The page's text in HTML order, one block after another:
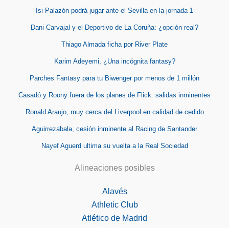
Isi Palazón podrá jugar ante el Sevilla en la jornada 1
Dani Carvajal y el Deportivo de La Coruña: ¿opción real?
Thiago Almada ficha por River Plate
Karim Adeyemi, ¿Una incógnita fantasy?
Parches Fantasy para tu Biwenger por menos de 1 millón
Casadó y Roony fuera de los planes de Flick: salidas inminentes
Ronald Araujo, muy cerca del Liverpool en calidad de cedido
Aguirrezabala, cesión inminente al Racing de Santander
Nayef Aguerd ultima su vuelta a la Real Sociedad
Alineaciones posibles
Alavés
Athletic Club
Atlético de Madrid